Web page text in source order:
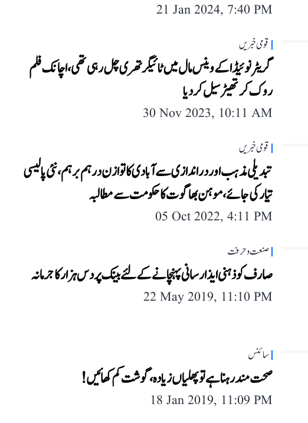
21 Jan 2024, 7:40 PM
قومی خبریں
گریٹر نوئیڈاکےوینس مال میں ٹائیگر تھری چل رہی تھی، اچانک فلم
روک کر تھیٹر سیل کر دیا
30 Nov 2023, 10:11 AM
قومی خبریں
تبدیلی مذہب اور دراندازی سے آبادی کا توازن درہم برہم، نئی پالیسی
تیار کی جائے، موہن بھاگوت کا حکومت سے مطالبہ
05 Oct 2022, 4:11 PM
صنعت و حرفت
صارف کو ذہنی ایذا رسانی پہنچانے کے لئے بینک پر دس ہزار کا جرمانہ
22 May 2019, 11:10 PM
سائنس
صحت مند رہنا ہے تو پھلیاں زیادہ، گوشت کم کھائیں!
18 Jan 2019, 11:09 PM